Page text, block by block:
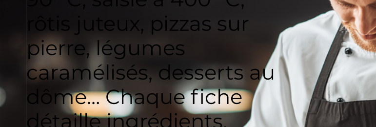
rôtis juteux, pizzas sur
pierre, légumes
caramélisés, desserts au
dôme… Chaque fiche
détaille ingrédients,